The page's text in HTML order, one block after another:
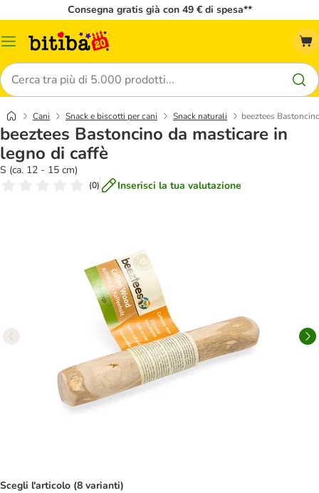
Consegna gratis già con 49 € di spesa**
Overview
Cerca
Cani Snack e biscotti per cani Snack naturali beeztees
beeztees Bastoncino da masticare in
legno di caffè
S (ca. 12 - 15 cm)
(0) Inserisci la tua valutazione
Scegli l'articolo (8 varianti)